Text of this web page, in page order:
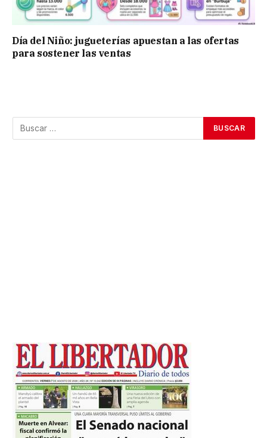
Día del Niño: jugueterías apuestan a las ofertas
para sostener las ventas